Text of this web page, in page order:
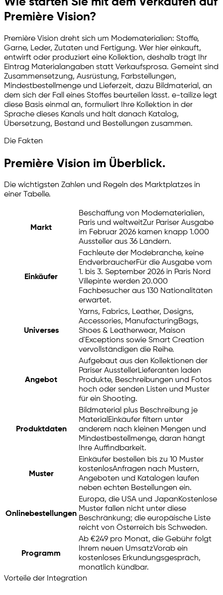
Première Vision?
Première Vision dreht sich um Modematerialien: Stoffe,
Garne, Leder, Zutaten und Fertigung. Wer hier einkauft,
entwirft oder produziert eine Kollektion, deshalb trägt Ihr
Eintrag Materialangaben statt Verkaufsprosa. Gemeint sind
Zusammensetzung, Ausrüstung, Farbstellungen,
Mindestbestellmenge und Lieferzeit, dazu Bildmaterial, an
dem sich der Fall eines Stoffes beurteilen lässt. e-tailize legt
diese Basis einmal an, formuliert Ihre Kollektion in der
Sprache dieses Kanals und hält danach Katalog,
Übersetzung, Bestand und Bestellungen zusammen.
Die Fakten
Première Vision im Überblick.
Die wichtigsten Zahlen und Regeln des Marktplatzes in
einer Tabelle.
Markt
Beschaffung von Modematerialien,
Paris und weltweitZur Pariser Ausgabe
im Februar 2026 kamen knapp 1.000
Aussteller aus 36 Ländern.
Einkäufer
Fachleute der Modebranche, keine
EndverbraucherFür die Ausgabe vom
1. bis 3. September 2026 in Paris Nord
Villepinte werden 20.000
Fachbesucher aus 130 Nationalitäten
erwartet.
Universes
Yarns, Fabrics, Leather, Designs,
Accessories, ManufacturingBags,
Shoes & Leatherwear, Maison
d'Exceptions sowie Smart Creation
vervollständigen die Reihe.
Angebot
Aufgebaut aus den Kollektionen der
Pariser AusstellerLieferanten laden
Produkte, Beschreibungen und Fotos
hoch oder senden Listen und Muster
für ein Shooting.
Produktdaten
Bildmaterial plus Beschreibung je
MaterialEinkäufer filtern unter
anderem nach kleinen Mengen und
Mindestbestellmenge, daran hängt
Ihre Auffindbarkeit.
Muster
Einkäufer bestellen bis zu 10 Muster
kostenlosAnfragen nach Mustern,
Angeboten und Katalogen laufen
neben echten Bestellungen ein.
Onlinebestellungen
Europa, die USA und JapanKostenlose
Muster fallen nicht unter diese
Beschränkung; die europäische Liste
reicht von Österreich bis Schweden.
Programm
Ab €249 pro Monat, die Gebühr folgt
Ihrem neuen UmsatzVorab ein
kostenloses Erkundungsgespräch,
monatlich kündbar.
Vorteile der Integration